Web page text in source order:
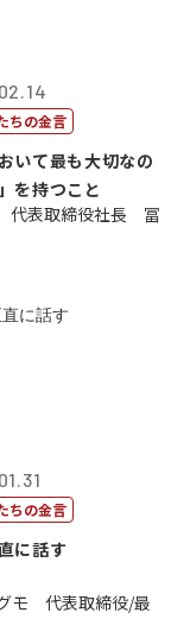
ちの金言
いて最も大切なの
を持つこと
代表取締役社長 冨
ちの金言
に話す
グモ 代表取締役/最